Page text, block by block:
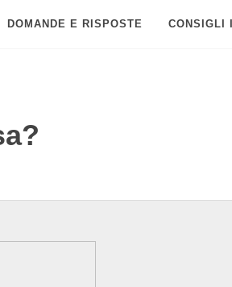
DOMANDE E RISPOSTE CONSIGLI